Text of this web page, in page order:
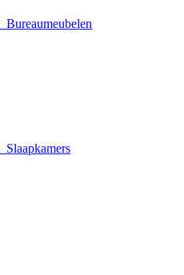
Bureaumeubelen
Slaapkamers